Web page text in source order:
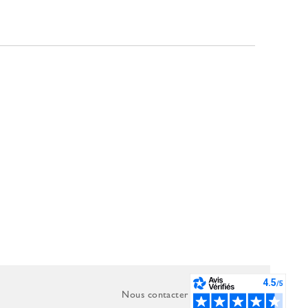
Nous contacter C.G.V.